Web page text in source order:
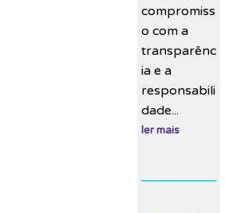
compromiss
o com a
transparênc
ia e a
responsabili
dade...
ler mais